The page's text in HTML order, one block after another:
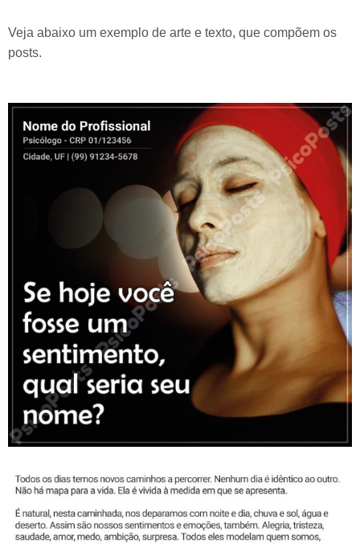
Veja abaixo um exemplo de arte e texto, que compõem os
posts.